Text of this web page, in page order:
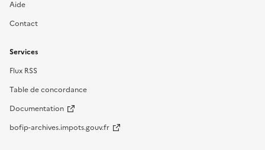
Aide
Contact
Services
Flux RSS
Table de concordance
Documentation
bofip-archives.impots.gouv.fr